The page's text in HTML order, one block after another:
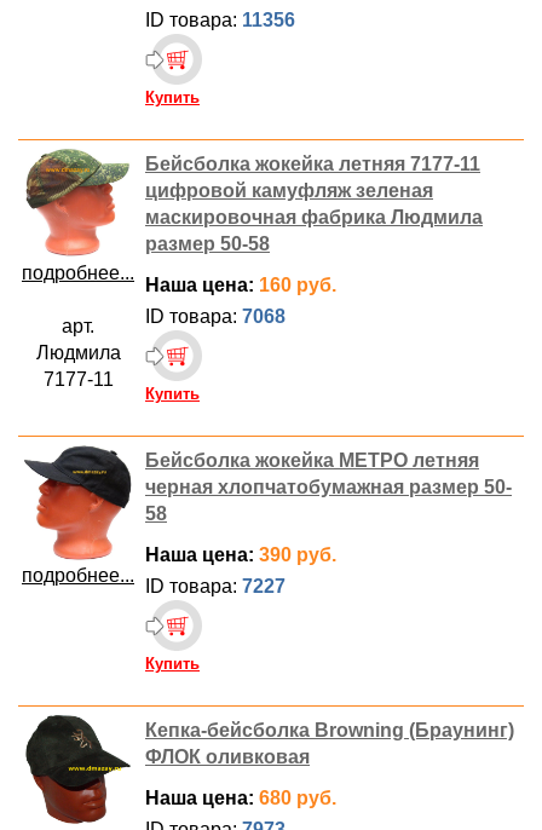
ID товара: 11356
Купить
подробнее...
арт.
Людмила
7177-11
Бейсболка жокейка летняя 7177-11
цифровой камуфляж зеленая
маскировочная фабрика Людмила
размер 50-58
Наша цена: 160 руб.
ID товара: 7068
Купить
подробнее...
Бейсболка жокейка МЕТРО летняя
черная хлопчатобумажная размер 50-
58
Наша цена: 390 руб.
ID товара: 7227
Купить
Кепка-бейсболка Browning (Браунинг)
ФЛОК оливковая
Наша цена: 680 руб.